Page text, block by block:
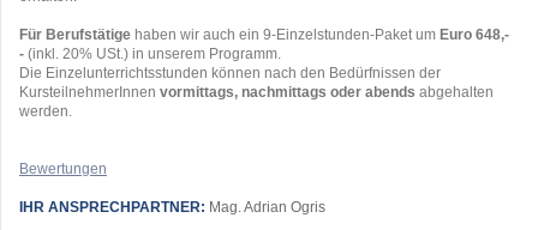
Für Berufstätige haben wir auch ein 9-Einzelstunden-Paket um Euro 648,-
- (inkl. 20% USt.) in unserem Programm.
Die Einzelunterrichtsstunden können nach den Bedürfnissen der
KursteilnehmerInnen vormittags, nachmittags oder abends abgehalten
werden.
Bewertungen
IHR ANSPRECHPARTNER: Mag. Adrian Ogris